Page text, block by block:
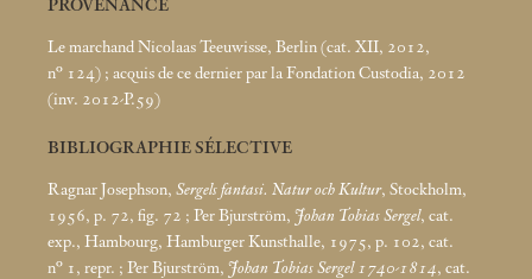
PROVENANCE
Le marchand Nicolaas Teeuwisse, Berlin (cat. XII, 2012,
n° 124) ; acquis de ce dernier par la Fondation Custodia, 2012
(inv. 2012-P.59)
BIBLIOGRAPHIE SÉLECTIVE
Ragnar Josephson, Sergels fantasi. Natur och Kultur, Stockholm,
1956, p. 72, fig. 72 ; Per Bjurström, Johan Tobias Sergel, cat.
exp., Hambourg, Hamburger Kunsthalle, 1975, p. 102, cat.
n° 1, repr. ; Per Bjurström, Johan Tobias Sergel 1740-1814, cat.